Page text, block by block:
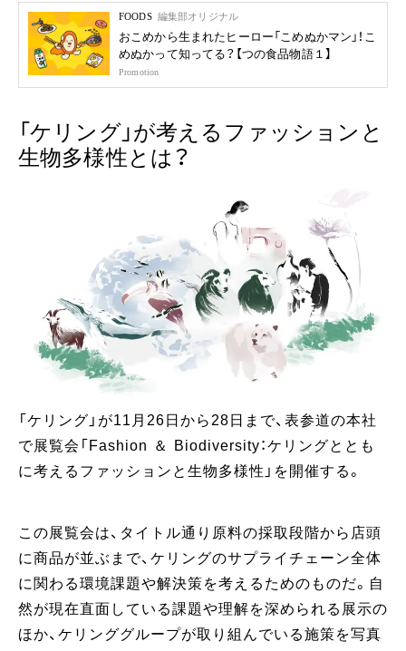
FOODS 編集部オリジナル
おこめから生まれたヒーロー「こめぬかマン」！こ
めぬかって知ってる？【つの食品物語１】
Promotion
「ケリング」が考えるファッションと
生物多様性とは？
「ケリング」が11月26日から28日まで、表参道の本社
で展覧会「Fashion ＆ Biodiversity：ケリングととも
に考えるファッションと生物多様性」を開催する。
この展覧会は、タイトル通り原料の採取段階から店頭
に商品が並ぶまで、ケリングのサプライチェーン全体
に関わる環境課題や解決策を考えるためのものだ。自
然が現在直面している課題や理解を深められる展示の
ほか、ケリンググループが取り組んでいる施策を写真